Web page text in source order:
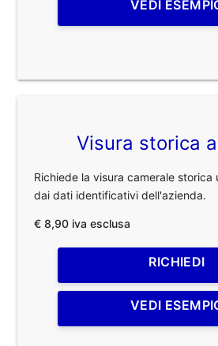
VEDI
Visura storica
Richiede la visura camerale
dai dati identificativi dell'azienda.
€ 8,90 iva esclusa
RICHIEDI
VEDI